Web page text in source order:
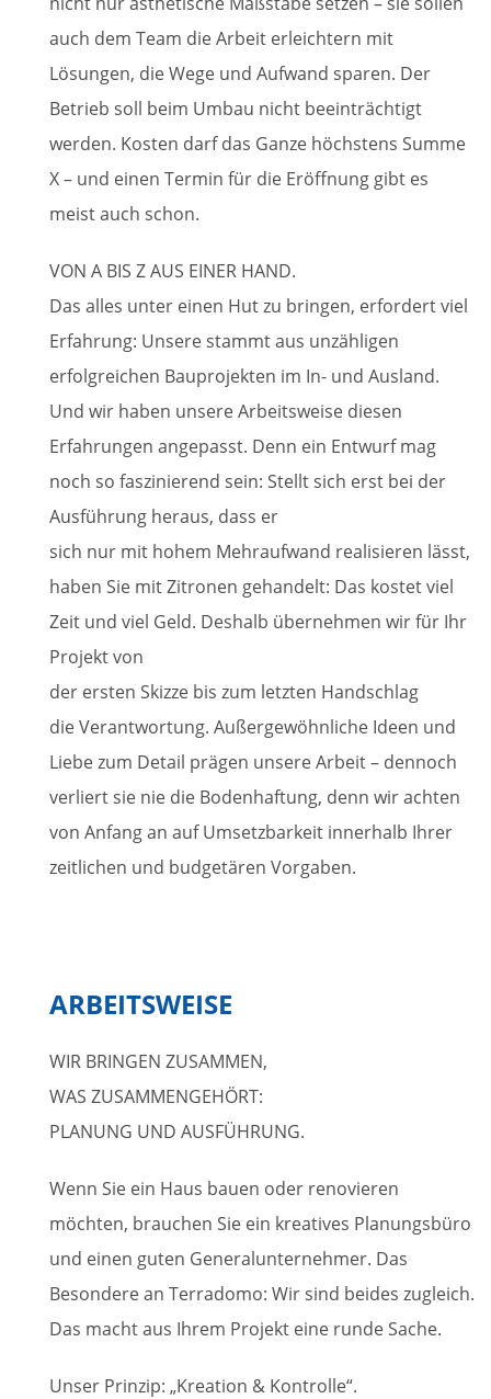
auch dem Team die Arbeit erleichtern mit
Lösungen, die Wege und Aufwand sparen. Der
Betrieb soll beim Umbau nicht beeinträchtigt
werden. Kosten darf das Ganze höchstens Summe
X – und einen Termin für die Eröffnung gibt es
meist auch schon.
VON A BIS Z AUS EINER HAND.
Das alles unter einen Hut zu bringen, erfordert viel
Erfahrung: Unsere stammt aus unzähligen
erfolgreichen Bauprojekten im In- und Ausland.
Und wir haben unsere Arbeitsweise diesen
Erfahrungen angepasst. Denn ein Entwurf mag
noch so faszinierend sein: Stellt sich erst bei der
Ausführung heraus, dass er
sich nur mit hohem Mehraufwand realisieren lässt,
haben Sie mit Zitronen gehandelt: Das kostet viel
Zeit und viel Geld. Deshalb übernehmen wir für Ihr
Projekt von
der ersten Skizze bis zum letzten Handschlag
die Verantwortung. Außergewöhnliche Ideen und
Liebe zum Detail prägen unsere Arbeit – dennoch
verliert sie nie die Bodenhaftung, denn wir achten
von Anfang an auf Umsetzbarkeit innerhalb Ihrer
zeitlichen und budgetären Vorgaben.
ARBEITSWEISE
WIR BRINGEN ZUSAMMEN,
WAS ZUSAMMENGEHÖRT:
PLANUNG UND AUSFÜHRUNG.
Wenn Sie ein Haus bauen oder renovieren
möchten, brauchen Sie ein kreatives Planungsbüro
und einen guten Generalunternehmer. Das
Besondere an Terradomo: Wir sind beides zugleich.
Das macht aus Ihrem Projekt eine runde Sache.
Unser Prinzip: „Kreation & Kontrolle“.